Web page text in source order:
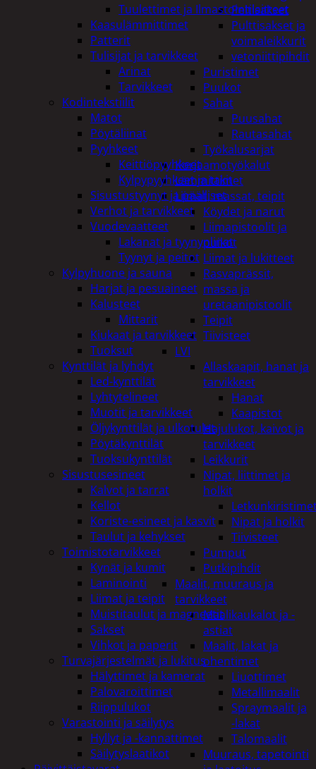
Peltisakset
Pulttisakset ja
voimaleikkurit
vetoniittipihdit
Puristimet
Puukot
Sahat
Puusahat
Rautasahat
Työkalusarjat
Korjaamotyökalut
Lämmittimet
Liimat, massat, teipit
Köydet ja narut
Liimapistoolit ja
puikot
Liimat ja lukitteet
Rasvaprässit,
massa ja
uretaanipistoolit
Teipit
Tiivisteet
LVI
Allaskaapit, hanat ja
tarvikkeet
Hanat
Kaapistot
Hajulukot, kaivot ja
tarvikkeet
Leikkurit
Nipat, liittimet ja
holkit
Nipat ja holkit
Tiivisteet
Pumput
Putkipihdit
Maalit, muuraus ja
tarvikkeet
Maalikaukalot ja -
astiat
Maalit, lakat ja
ohentimet
Liuottimet
Metallimaalit
Spraymaalit ja
-lakat
Talomaalit
Muuraus, tapetointi
Tuulettimet ja Ilmastointilaitteet
Kaasulämmittimet
Patterit
Tulisijat ja tarvikkeet
Arinat
Tarvikkeet
Kodintekstiilit
Matot
Pöytäliinat
Pyyhkeet
Keittiöpyyhkeet
Kylpypyyhkeet ja takit
Sisustustyynyt ja päälliset
Verhot ja tarvikkeet
Vuodevaatteet
Lakanat ja tyynynlinat
Tyynyt ja peitot
Kylpyhuone ja sauna
Harjat ja pesuaineet
Kalusteet
Mittarit
Kiukaat ja tarvikkeet
Tuoksut
Kynttilät ja lyhdyt
Led-kynttilät
Lyhtytelineet
Muotit ja tarvikkeet
Öljykynttilät ja ulkotulet
Pöytäkynttilät
Tuoksukynttilät
Sisustusesineet
Kalvot ja tarrat
Kellot
Koriste-esineet ja kasvit
Taulut ja kehykset
Toimistotarvikkeet
Kynät ja kumit
Laminointi
Liimat ja teipit
Muistitaulut ja magneetit
Sakset
Vihkot ja paperit
Turvajärjestelmät ja lukitus
Hälyttimet ja kamerat
Palovaroittimet
Riippulukot
Varastointi ja säilytys
Hyllyt ja -kannattimet
Säilytyslaatikot